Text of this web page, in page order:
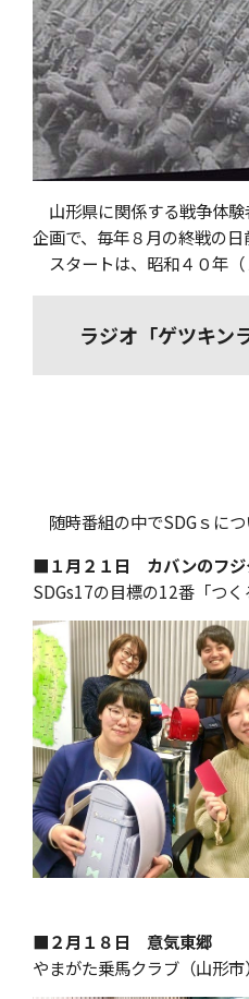
山形県に関係する戦争体
企画で、毎年８月の終戦の日
スタートは、昭和４０年
ラジオ「ゲツキン
随時番組の中でSDGｓに
■１月２１日 カバンのフジ
SDGs17の目標の12番「つ
■２月１８日 意気東郷
やまがた乗馬クラブ（山形